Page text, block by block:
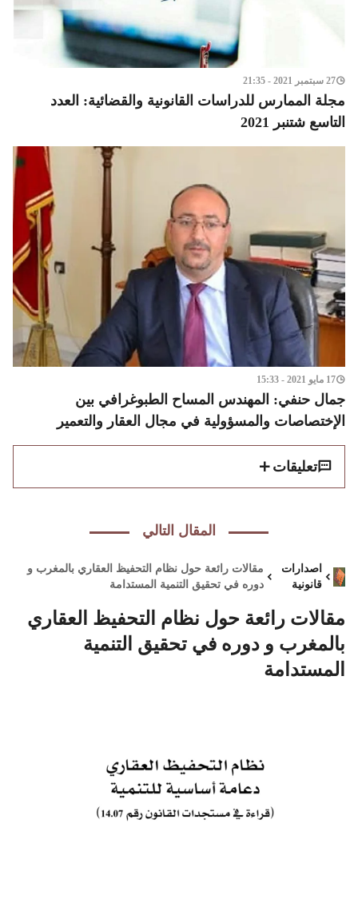
27 سبتمبر 2021 - 21:35
مجلة الممارس للدراسات القانونية والقضائية: العدد
التاسع شتنبر 2021
17 مايو 2021 - 15:33
جمال حنفي: المهندس المساح الطبوغرافي بين
الإختصاصات والمسؤولية في مجال العقار والتعمير
تعليقات
المقال التالي
اصدارات
قانونية
مقالات رائعة حول نظام التحفيظ العقاري بالمغرب و
دوره في تحقيق التنمية المستدامة
مقالات رائعة حول نظام التحفيظ العقاري
بالمغرب و دوره في تحقيق التنمية
المستدامة